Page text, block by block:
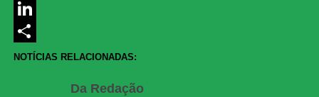
Messenger
LinkedIn
Share
NOTÍCIAS RELACIONADAS:
Da Redação